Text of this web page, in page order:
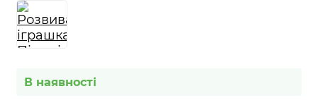
В наявності